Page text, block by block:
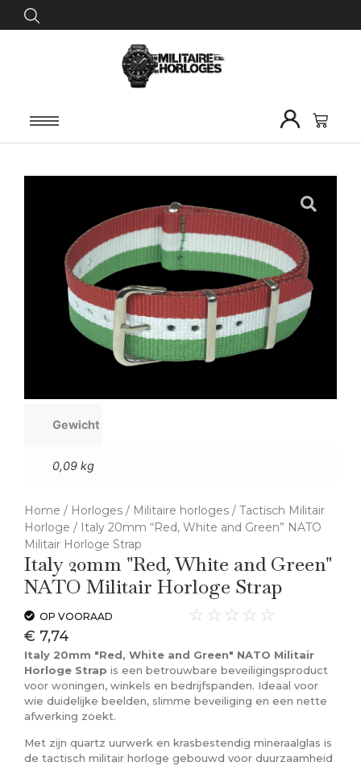
Gewicht
0,09 kg
Home / Horloges / Militaire horloges / Tactisch Militair
Horloge / Italy 20mm “Red, White and Green” NATO
Militair Horloge Strap
Italy 20mm "Red, White and Green"
NATO Militair Horloge Strap
OP VOORAAD ☆ ☆ ☆ ☆ ☆
€ 7,74
Italy 20mm "Red, White and Green" NATO Militair
Horloge Strap is een betrouwbare beveiligingsproduct
voor woningen, winkels en bedrijfspanden. Ideaal voor
wie duidelijke beelden, slimme beveiliging en een nette
afwerking zoekt.
Met zijn quartz uurwerk en krasbestendig mineraalglas is
de tactisch militair horloge gebouwd voor duurzaamheid